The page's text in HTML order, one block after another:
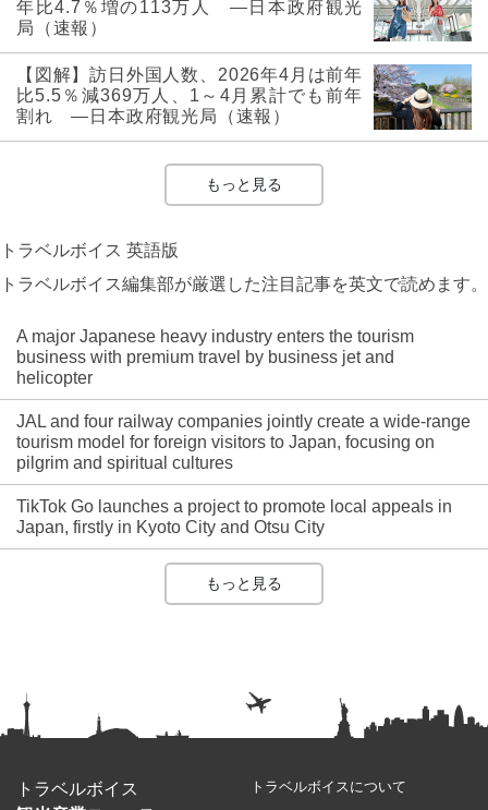
年比4.7％増の113万人 ―日本政府観光
局（速報）
【図解】訪日外国人数、2026年4月は前年
比5.5％減369万人、1～4月累計でも前年
割れ ―日本政府観光局（速報）
もっと見る
トラベルボイス 英語版
トラベルボイス編集部が厳選した注目記事を英文で読めます。
A major Japanese heavy industry enters the tourism
business with premium travel by business jet and
helicopter
JAL and four railway companies jointly create a wide-range
tourism model for foreign visitors to Japan, focusing on
pilgrim and spiritual cultures
TikTok Go launches a project to promote local appeals in
Japan, firstly in Kyoto City and Otsu City
もっと見る
トラベルボイス
トラベルボイスについて